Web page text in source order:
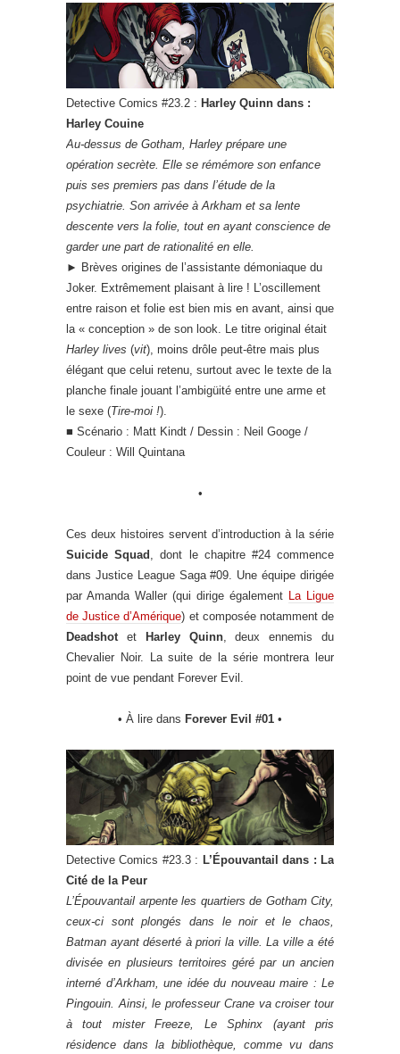
Detective Comics #23.2 : Harley Quinn dans :
Harley Couine
Au-dessus de Gotham, Harley prépare une
opération secrète. Elle se rémémore son enfance
puis ses premiers pas dans l’étude de la
psychiatrie. Son arrivée à Arkham et sa lente
descente vers la folie, tout en ayant conscience de
garder une part de rationalité en elle.
► Brèves origines de l’assistante démoniaque du
Joker. Extrêmement plaisant à lire ! L’oscillement
entre raison et folie est bien mis en avant, ainsi que
la « conception » de son look. Le titre original était
Harley lives (vit), moins drôle peut-être mais plus
élégant que celui retenu, surtout avec le texte de la
planche finale jouant l’ambigüité entre une arme et
le sexe (Tire-moi !).
■ Scénario : Matt Kindt / Dessin : Neil Googe /
Couleur : Will Quintana
•
Ces deux histoires servent d’introduction à la série
Suicide Squad , dont le chapitre #24 commence
dans Justice League Saga #09. Une équipe dirigée
par Amanda Waller (qui dirige également La Ligue
de Justice d’Amérique) et composée notamment de
Deadshotet Harley Quinn, deux ennemis du
Chevalier Noir. La suite de la série montrera leur
point de vue pendant Forever Evil.
• À lire dans Forever Evil #01 •
Detective Comics #23.3 : L’Épouvantail dans : La
Cité de la Peur
L’Épouvantail arpente les quartiers de Gotham City,
ceux-ci sont plongés dans le noir et le chaos,
Batman ayant déserté à priori la ville. La ville a été
divisée en plusieurs territoires géré par un ancien
interné d’Arkham, une idée du nouveau maire : Le
Pingouin. Ainsi, le professeur Crane va croiser tour
à tout mister Freeze, Le Sphinx (ayant pris
résidence dans la bibliothèque, comme vu dans